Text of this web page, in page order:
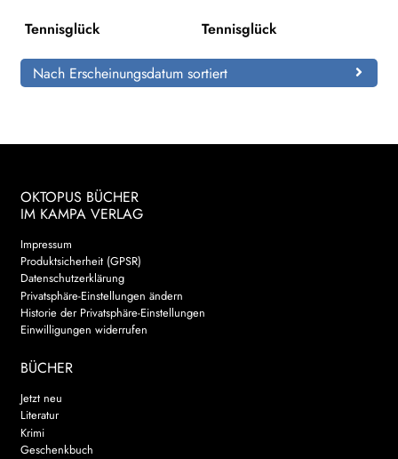
Tennisglück Tennisglück
Nach Erscheinungsdatum sortiert
OKTOPUS BÜCHER
IM KAMPA VERLAG
Impressum
Produktsicherheit (GPSR)
Datenschutzerklärung
Privatsphäre-Einstellungen ändern
Historie der Privatsphäre-Einstellungen
Einwilligungen widerrufen
BÜCHER
Jetzt neu
Literatur
Krimi
Geschenkbuch